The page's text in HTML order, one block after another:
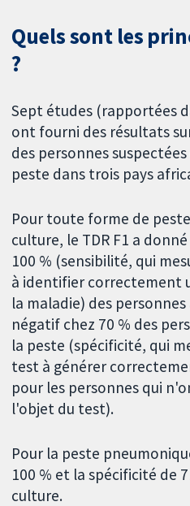
Quels sont les
?
Sept études (rapportées
ont fourni des résultats
des personnes
peste dans trois pays
Pour toute forme de
culture, le TDR F1 a
100 % (sensibilité, qui
à identifier correctement
la maladie) des
négatif chez 70 % des
la peste (spécificité, qui
test à générer
pour les personnes qui
l'objet du test).
Pour la peste
100 % et la spécificité de
culture.